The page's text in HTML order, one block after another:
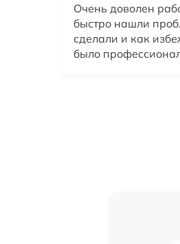
Очень доволен
быстро нашли
сделали и как
было